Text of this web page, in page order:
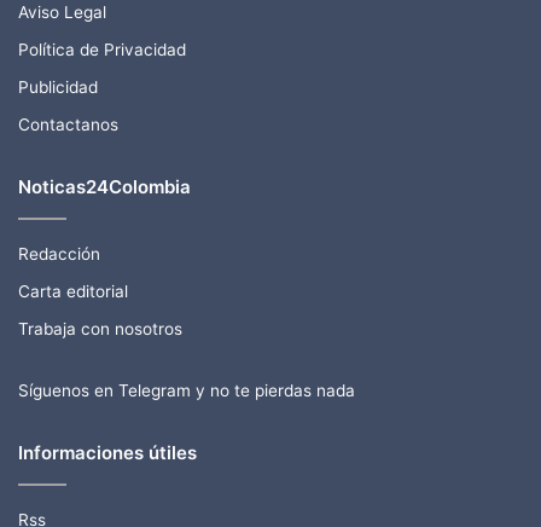
Aviso Legal
Política de Privacidad
Publicidad
Contactanos
Noticas24Colombia
Redacción
Carta editorial
Trabaja con nosotros
Síguenos en Telegram y no te pierdas nada
Informaciones útiles
Rss